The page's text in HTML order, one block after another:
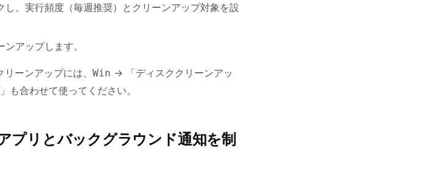
し、実行頻度（毎週推奨）とクリーンアップ対象を設
アップします。
ーンアップには、 Win → 「ディスククリーンアッ
合わせて使ってください。
プリとバックグラウンド通知を制